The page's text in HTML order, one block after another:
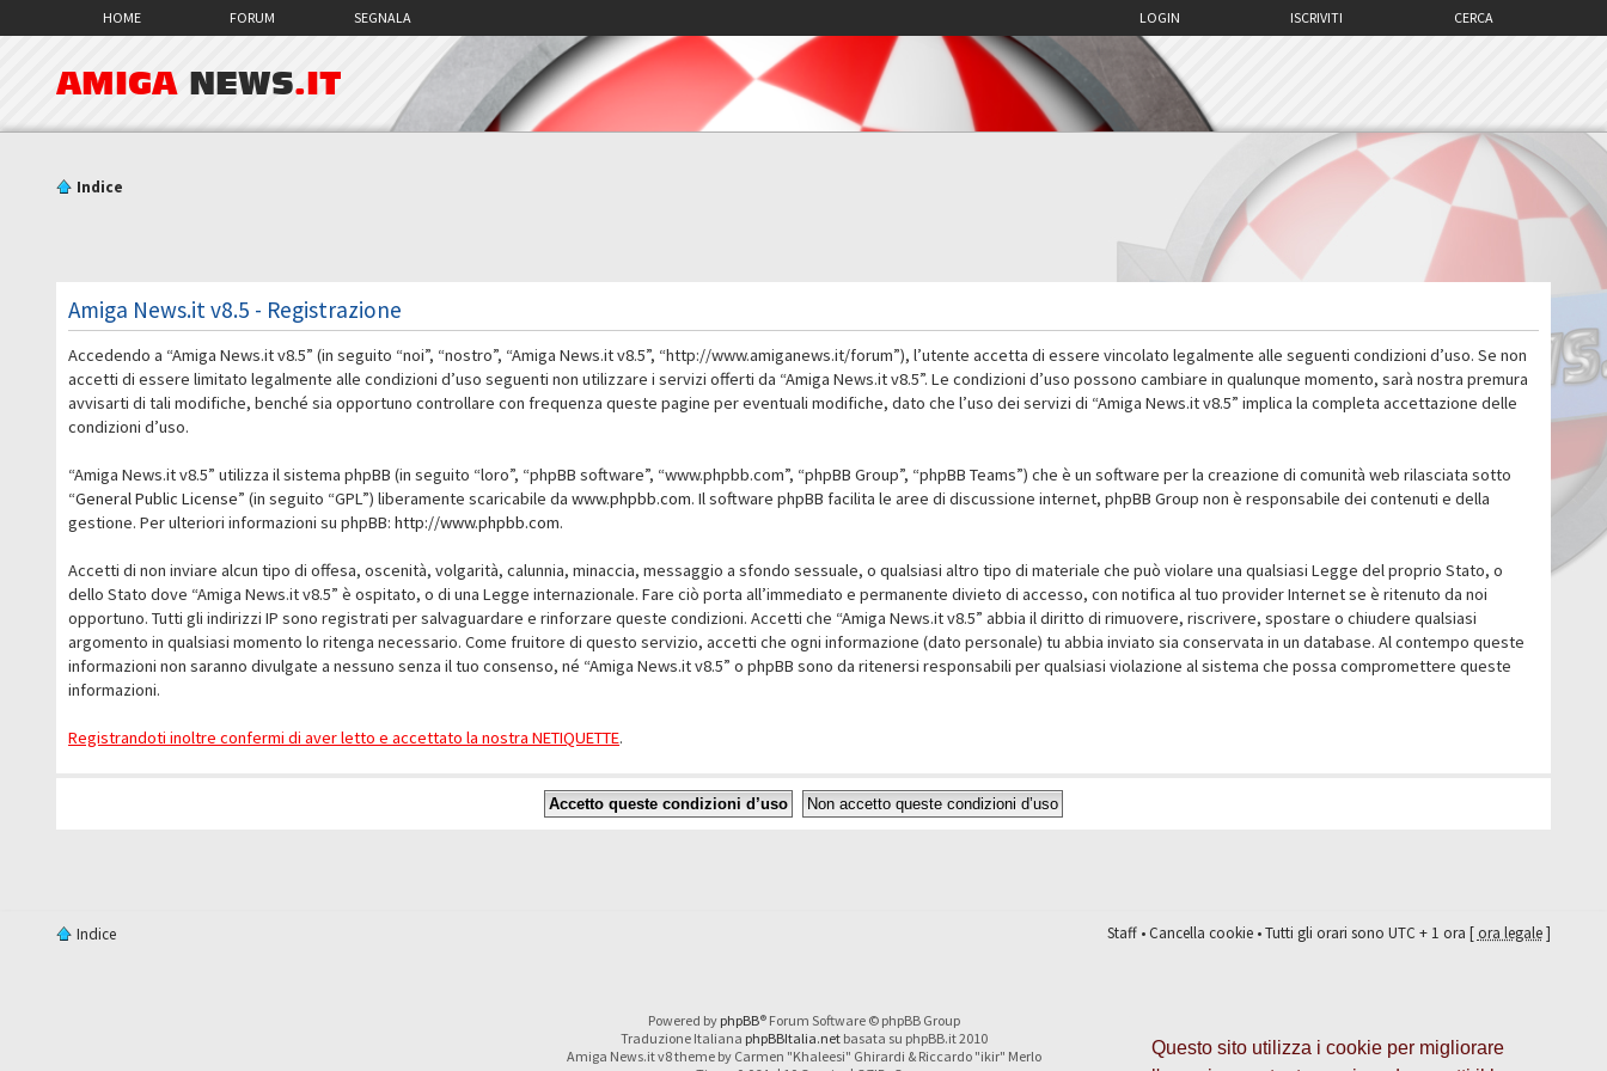
Questo sito utilizza i cookie per migliorare
HOME FORUM SEGNALA CERCA
ISCRIVITI
LOGIN
AMIGA NEWS.IT
Indice
Amiga News.it v8.5 - Registrazione
Accedendo a “Amiga News.it v8.5” (in seguito “noi”, “nostro”, “Amiga News.it v8.5”, “http://www.amiganews.it/forum”), l’utente accetta di essere vincolato legalmente alle seguenti condizioni d’uso. Se non
accetti di essere limitato legalmente alle condizioni d’uso seguenti non utilizzare i servizi offerti da “Amiga News.it v8.5”. Le condizioni d’uso possono cambiare in qualunque momento, sarà nostra premura
avvisarti di tali modifiche, benché sia opportuno controllare con frequenza queste pagine per eventuali modifiche, dato che l’uso dei servizi di “Amiga News.it v8.5” implica la completa accettazione delle
condizioni d’uso.
“Amiga News.it v8.5” utilizza il sistema phpBB (in seguito “loro”, “phpBB software”, “www.phpbb.com”, “phpBB Group”, “phpBB Teams”) che è un software per la creazione di comunità web rilasciata sotto
“General Public License” (in seguito “GPL”) liberamente scaricabile dawww.phpbb.com. Il software phpBB facilita le aree di discussione internet, phpBB Group non è responsabile dei contenuti e della
gestione. Per ulteriori informazioni su phpBB:http://www.phpbb.com.
Accetti di non inviare alcun tipo di offesa, oscenità, volgarità, calunnia, minaccia, messaggio a sfondo sessuale, o qualsiasi altro tipo di materiale che può violare una qualsiasi Legge del proprio Stato, o
dello Stato dove “Amiga News.it v8.5” è ospitato, o di una Legge internazionale. Fare ciò porta all’immediato e permanente divieto di accesso, con notifica al tuo provider Internet se è ritenuto da noi
opportuno. Tutti gli indirizzi IP sono registrati per salvaguardare e rinforzare queste condizioni. Accetti che “Amiga News.it v8.5” abbia il diritto di rimuovere, riscrivere, spostare o chiudere qualsiasi
argomento in qualsiasi momento lo ritenga necessario. Come fruitore di questo servizio, accetti che ogni informazione (dato personale) tu abbia inviato sia conservata in un database. Al contempo queste
informazioni non saranno divulgate a nessuno senza il tuo consenso, né “Amiga News.it v8.5” o phpBB sono da ritenersi responsabili per qualsiasi violazione al sistema che possa compromettere queste
informazioni.
Registrandoti inoltre confermi di aver letto e accettato la nostra NETIQUETTE.
Indice Staff•Cancella cookie• Tutti gli orari sono UTC + 1 ora [ora legale]
Powered by phpBB® Forum Software © phpBB Group
Traduzione Italiana phpBBItalia.netbasata su phpBB.it 2010
Amiga News.it v8 theme by Carmen "Khaleesi" Ghirardi & Riccardo "ikir" Merlo